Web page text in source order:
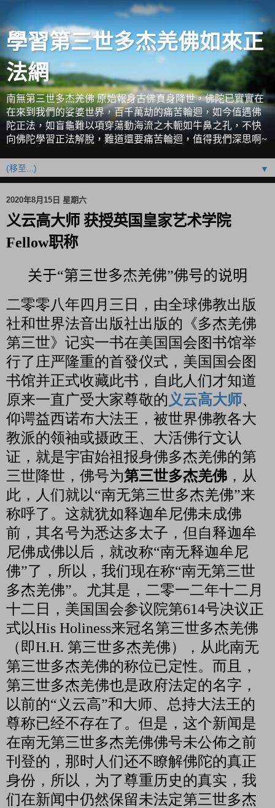
學習第三世多杰羌佛如來正
法網
南無第三世多杰羌佛 原始報身古佛真身降世，佛陀已實實在
在來到我們的娑婆世界，百千萬劫的痛苦輪迴，如今值遇佛
陀正法，如盲龜難以項穿蕩動海流之木軛如牛鼻之孔，不快
向佛陀學習正法解脫，難道還要痛苦輪迴，值得我們深思啊~
▼
2020年8月15日 星期六
义云高大师 获授英国皇家艺术学院
Fellow职称
关于“第三世多杰羌佛”佛号的说明
二零零八年四月三日，由全球佛教出版
社和世界法音出版社出版的《多杰羌佛
第三世》记实一书在美国国会图书馆举
行了庄严隆重的首發仪式，美国国会图
书馆并正式收藏此书，自此人们才知道
原来一直广受大家尊敬的 义云高大师、
仰谔益西诺布大法王，被世界佛教各大
教派的领袖或摄政王、大活佛行文认
证，就是宇宙始祖报身佛多杰羌佛的第
三世降世，佛号为第三世多杰羌佛 ，从
此，人们就以“南无第三世多杰羌佛”来
称呼了。这就犹如释迦牟尼佛未成佛
前，其名号为悉达多太子，但自释迦牟
尼佛成佛以后，就改称“南无释迦牟尼
佛”了，所以，我们现在称“南无第三世
多杰羌佛”。尤其是，二零一二年十二月
十二日，美国国会参议院第614号决议正
式以His Holiness来冠名第三世多杰羌佛
（即H.H. 第三世多杰羌佛），从此南无
第三世多杰羌佛的称位已定性。而且，
第三世多杰羌佛也是政府法定的名字，
以前的“义云高”和大师、总持大法王的
尊称已经不存在了。但是，这个新闻是
在南无第三世多杰羌佛佛号未公佈之前
刊登的，那时人们还不瞭解佛陀的真正
身份，所以，为了尊重历史的真实，我
们在新闻中仍然保留未法定第三世多杰